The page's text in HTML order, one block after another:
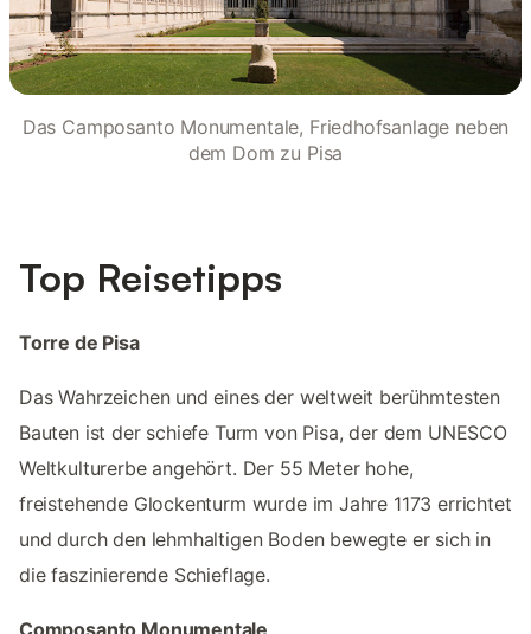
Das Camposanto Monumentale, Friedhofsanlage neben
dem Dom zu Pisa
Top Reisetipps
Torre de Pisa
Das Wahrzeichen und eines der weltweit berühmtesten
Bauten ist der schiefe Turm von Pisa, der dem UNESCO
Weltkulturerbe angehört. Der 55 Meter hohe,
freistehende Glockenturm wurde im Jahre 1173 errichtet
und durch den lehmhaltigen Boden bewegte er sich in
die faszinierende Schieflage.